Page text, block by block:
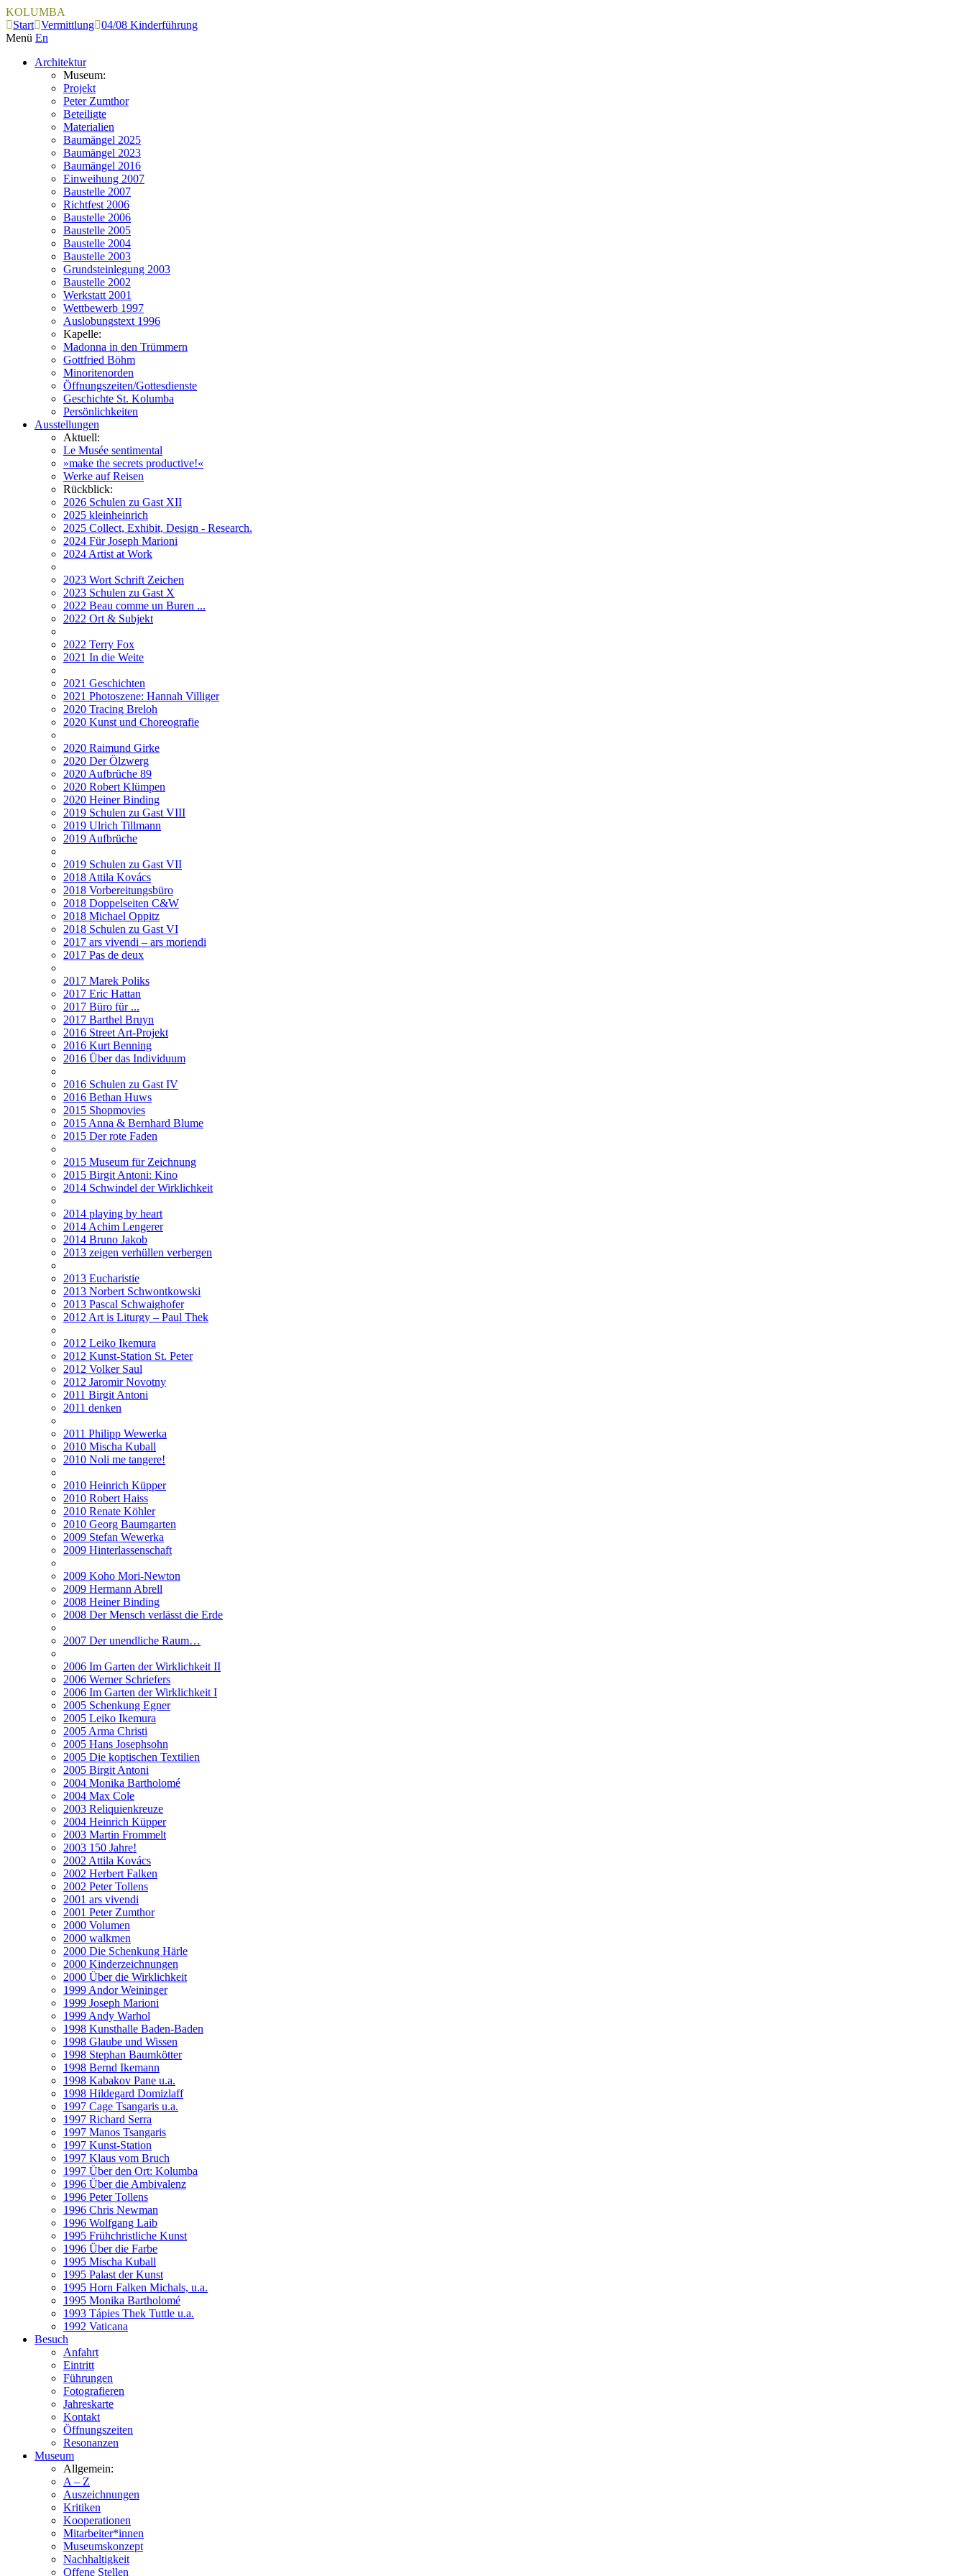
KOLUMBA
Start Vermittlung 04/08 Kinderführung
Menü En
Architektur
Museum:
Projekt
Peter Zumthor
Beteiligte
Materialien
Baumängel 2025
Baumängel 2023
Baumängel 2016
Einweihung 2007
Baustelle 2007
Richtfest 2006
Baustelle 2006
Baustelle 2005
Baustelle 2004
Baustelle 2003
Grundsteinlegung 2003
Baustelle 2002
Werkstatt 2001
Wettbewerb 1997
Auslobungstext 1996
Kapelle:
Madonna in den Trümmern
Gottfried Böhm
Minoritenorden
Öffnungszeiten/Gottesdienste
Geschichte St. Kolumba
Persönlichkeiten
Ausstellungen
Aktuell:
Le Musée sentimental
»make the secrets productive!«
Werke auf Reisen
Rückblick:
2026 Schulen zu Gast XII
2025 kleinheinrich
2025 Collect, Exhibit, Design - Research.
2024 Für Joseph Marioni
2024 Artist at Work
2023 Wort Schrift Zeichen
2023 Schulen zu Gast X
2022 Beau comme un Buren ...
2022 Ort & Subjekt
2022 Terry Fox
2021 In die Weite
2021 Geschichten
2021 Photoszene: Hannah Villiger
2020 Tracing Breloh
2020 Kunst und Choreografie
2020 Raimund Girke
2020 Der Ölzwerg
2020 Aufbrüche 89
2020 Robert Klümpen
2020 Heiner Binding
2019 Schulen zu Gast VIII
2019 Ulrich Tillmann
2019 Aufbrüche
2019 Schulen zu Gast VII
2018 Attila Kovács
2018 Vorbereitungsbüro
2018 Doppelseiten C&W
2018 Michael Oppitz
2018 Schulen zu Gast VI
2017 ars vivendi – ars moriendi
2017 Pas de deux
2017 Marek Poliks
2017 Eric Hattan
2017 Büro für ...
2017 Barthel Bruyn
2016 Street Art-Projekt
2016 Kurt Benning
2016 Über das Individuum
2016 Schulen zu Gast IV
2016 Bethan Huws
2015 Shopmovies
2015 Anna & Bernhard Blume
2015 Der rote Faden
2015 Museum für Zeichnung
2015 Birgit Antoni: Kino
2014 Schwindel der Wirklichkeit
2014 playing by heart
2014 Achim Lengerer
2014 Bruno Jakob
2013 zeigen verhüllen verbergen
2013 Eucharistie
2013 Norbert Schwontkowski
2013 Pascal Schwaighofer
2012 Art is Liturgy – Paul Thek
2012 Leiko Ikemura
2012 Kunst-Station St. Peter
2012 Volker Saul
2012 Jaromir Novotny
2011 Birgit Antoni
2011 denken
2011 Philipp Wewerka
2010 Mischa Kuball
2010 Noli me tangere!
2010 Heinrich Küpper
2010 Robert Haiss
2010 Renate Köhler
2010 Georg Baumgarten
2009 Stefan Wewerka
2009 Hinterlassenschaft
2009 Koho Mori-Newton
2009 Hermann Abrell
2008 Heiner Binding
2008 Der Mensch verlässt die Erde
2007 Der unendliche Raum…
2006 Im Garten der Wirklichkeit II
2006 Werner Schriefers
2006 Im Garten der Wirklichkeit I
2005 Schenkung Egner
2005 Leiko Ikemura
2005 Arma Christi
2005 Hans Josephsohn
2005 Die koptischen Textilien
2005 Birgit Antoni
2004 Monika Bartholomé
2004 Max Cole
2003 Reliquienkreuze
2004 Heinrich Küpper
2003 Martin Frommelt
2003 150 Jahre!
2002 Attila Kovács
2002 Herbert Falken
2002 Peter Tollens
2001 ars vivendi
2001 Peter Zumthor
2000 Volumen
2000 walkmen
2000 Die Schenkung Härle
2000 Kinderzeichnungen
2000 Über die Wirklichkeit
1999 Andor Weininger
1999 Joseph Marioni
1999 Andy Warhol
1998 Kunsthalle Baden-Baden
1998 Glaube und Wissen
1998 Stephan Baumkötter
1998 Bernd Ikemann
1998 Kabakov Pane u.a.
1998 Hildegard Domizlaff
1997 Cage Tsangaris u.a.
1997 Richard Serra
1997 Manos Tsangaris
1997 Kunst-Station
1997 Klaus vom Bruch
1997 Über den Ort: Kolumba
1996 Über die Ambivalenz
1996 Peter Tollens
1996 Chris Newman
1996 Wolfgang Laib
1995 Frühchristliche Kunst
1996 Über die Farbe
1995 Mischa Kuball
1995 Palast der Kunst
1995 Horn Falken Michals, u.a.
1995 Monika Bartholomé
1993 Tápies Thek Tuttle u.a.
1992 Vaticana
Besuch
Anfahrt
Eintritt
Führungen
Fotografieren
Jahreskarte
Kontakt
Öffnungszeiten
Resonanzen
Museum
Allgemein:
A – Z
Auszeichnungen
Kritiken
Kooperationen
Mitarbeiter*innen
Museumskonzept
Nachhaltigkeit
Offene Stellen